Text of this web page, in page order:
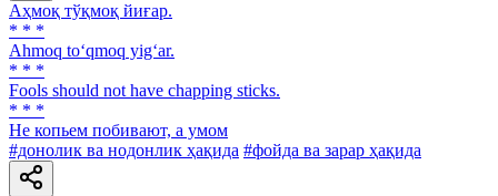
Аҳмоқ тўқмоқ йиғар.
* * *
Ahmoq to‘qmoq yig‘ar.
* * *
Fools should not have chapping sticks.
* * *
He копьем побивают, а умом
#донолик ва нодонлик ҳақида #фойда ва зарар ҳақида